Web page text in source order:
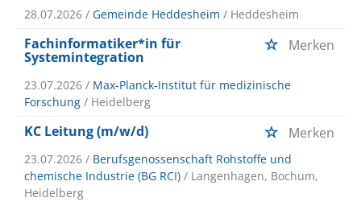
28.07.2026 / Gemeinde Heddesheim / Heddesheim
Fachinformatiker*in für
Systemintegration
Merken
23.07.2026 / Max-Planck-Institut für medizinische
Forschung / Heidelberg
KC Leitung (m/w/d) Merken
23.07.2026 / Berufsgenossenschaft Rohstoffe und
chemische Industrie (BG RCI) / Langenhagen, Bochum,
Heidelberg